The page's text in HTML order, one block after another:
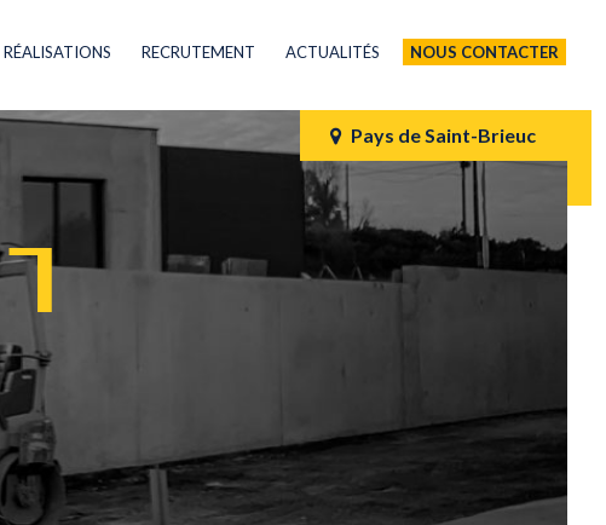
RÉALISATIONS RECRUTEMENT ACTUALITÉS NOUS CONTACTER
Pays de Saint-Brieuc